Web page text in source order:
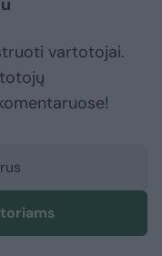
vartotojai.